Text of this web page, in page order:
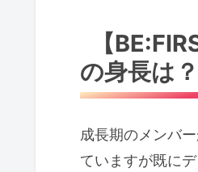
【BE:FIRST
【BE:FIRST
【
の身長は？
成長期のメンバ
ていますが既に